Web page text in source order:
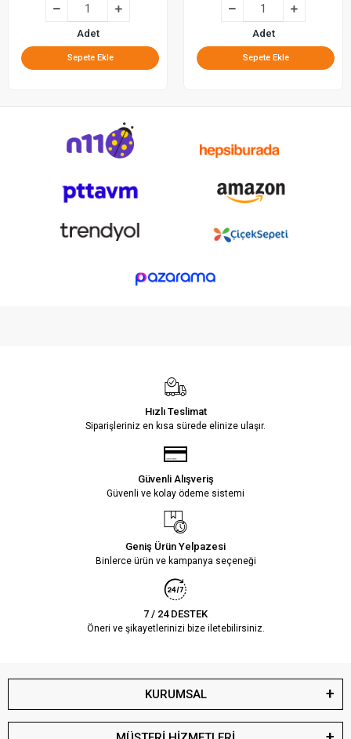
Adet
Sepete Ekle
Adet
Sepete Ekle
Hızlı Teslimat
Siparişleriniz en kısa sürede elinize ulaşır.
Güvenli Alışveriş
Güvenli ve kolay ödeme sistemi
Geniş Ürün Yelpazesi
Binlerce ürün ve kampanya seçeneği
7 / 24 DESTEK
Öneri ve şikayetlerinizi bize iletebilirsiniz.
KURUMSAL